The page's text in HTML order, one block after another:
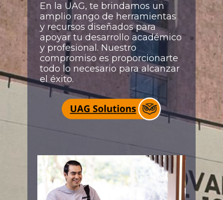
En la UAG, te brindamos un
amplio rango de herramientas
y recursos diseñados para
apoyar tu desarrollo académico
y profesional. Nuestro
compromiso es proporcionarte
todo lo necesario para alcanzar
el éxito.